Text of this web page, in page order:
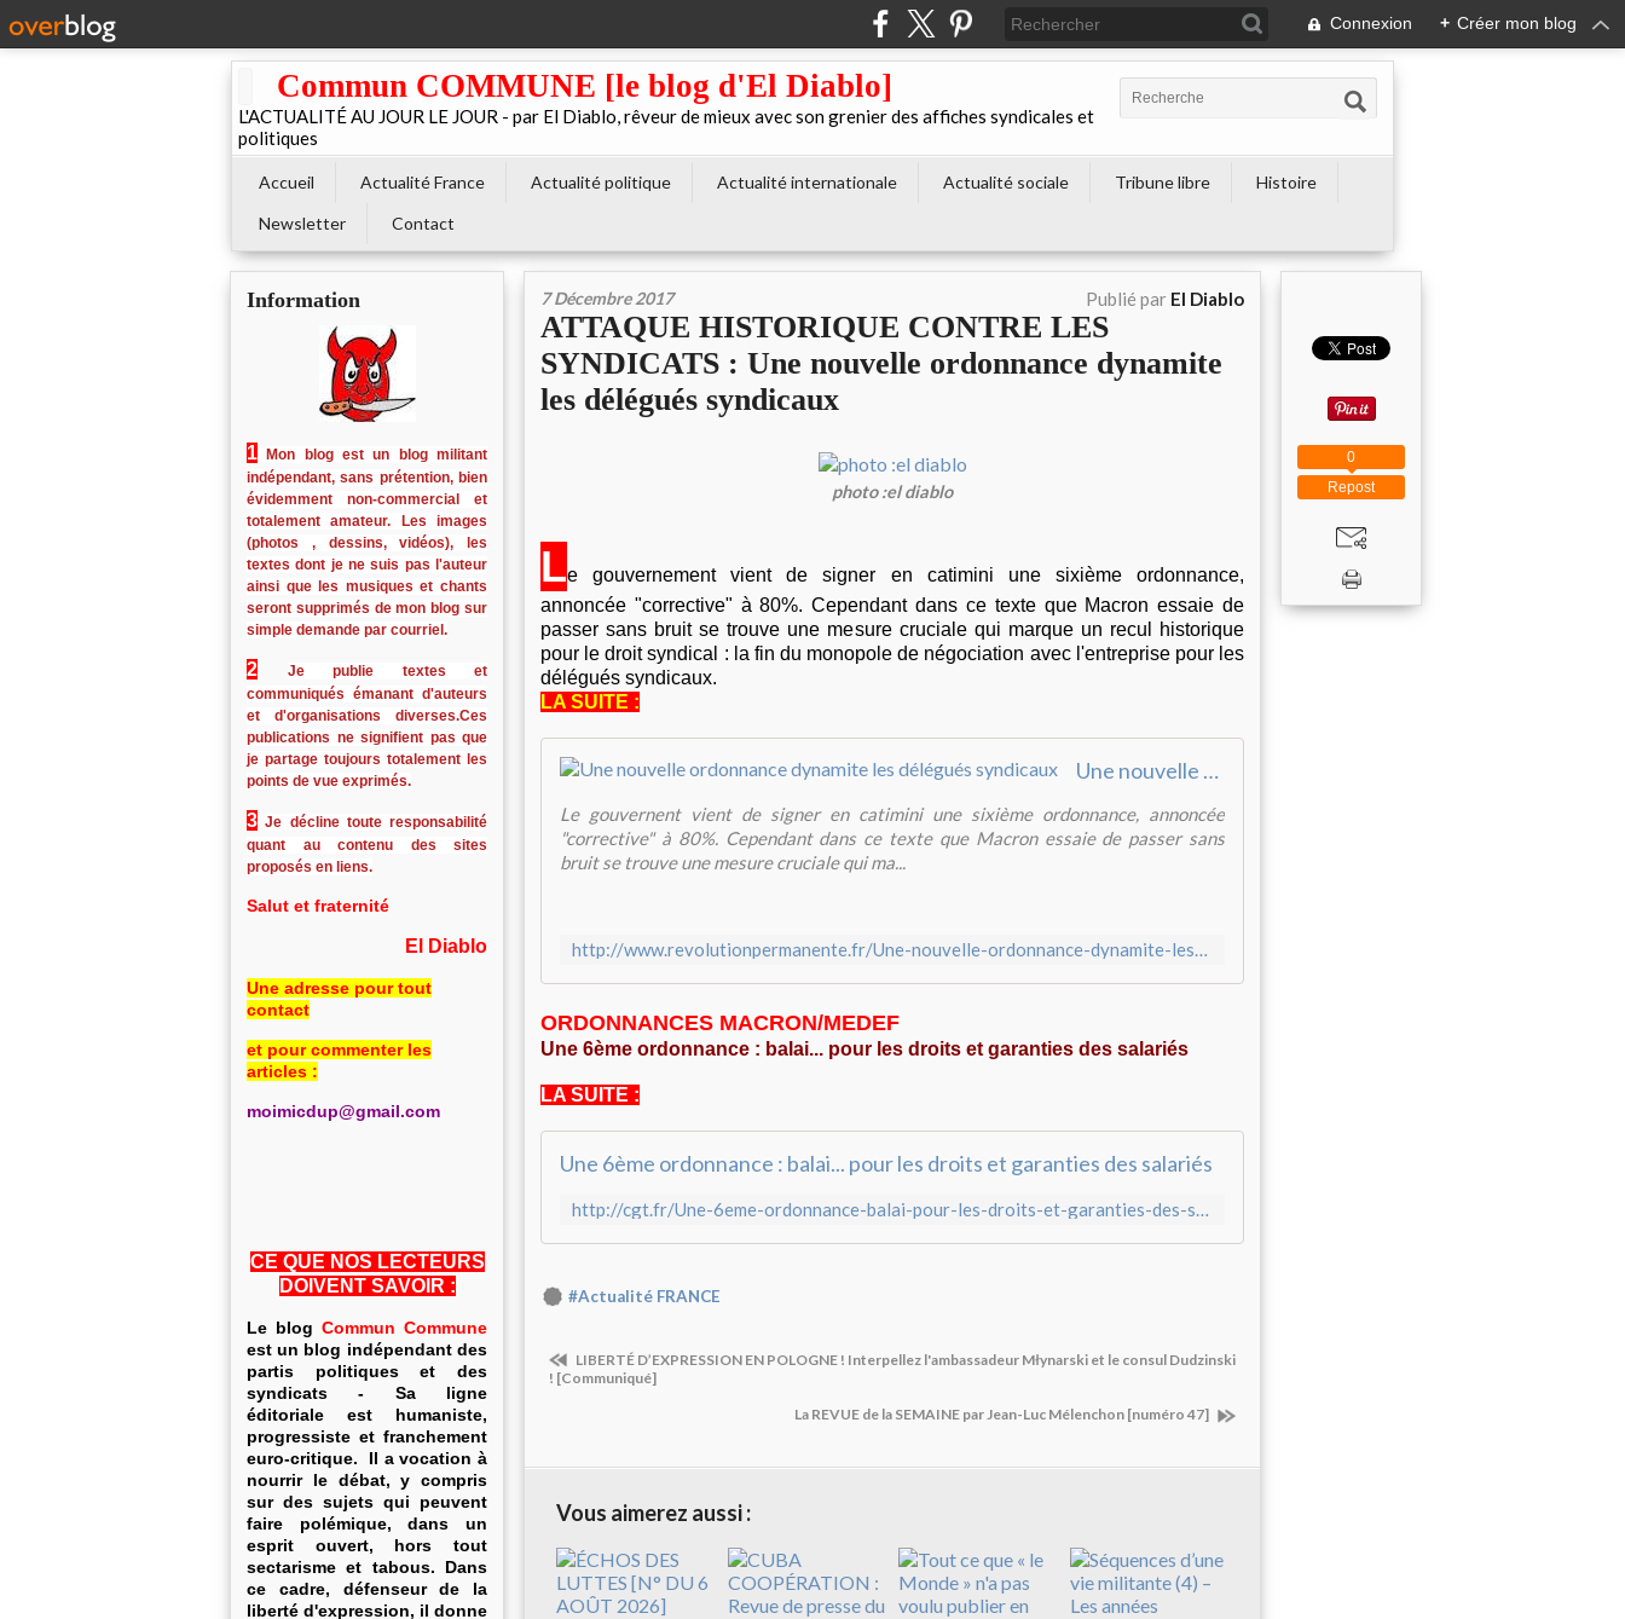
Connexion + Créer mon blog
Commun COMMUNE [le blog d'El Diablo]
L'ACTUALITÉ AU JOUR LE JOUR - par El Diablo, rêveur de mieux avec son grenier des affiches syndicales et
politiques
Accueil Actualité France Actualité politique Actualité internationale Actualité sociale Tribune libre
Histoire
Newsletter
Contact
Information
1
Mon blog est un blog militant
indépendant, sans prétention, bien
évidemment non-commercial et
totalement amateur. Les images
(photos , dessins, vidéos), les
textes dont je ne suis pas l'auteur
ainsi que les musiques et chants
seront supprimés de mon blog sur
simple demande par courriel.
2
Je publie textes et
communiqués émanant d'auteurs
et d'organisations diverses.Ces
publications ne signifient pas que
je partage toujours totalement les
points de vue exprimés.
3 Je décline toute responsabilité
quant au contenu des sites
proposés en liens.
Salut et fraternité
El Diablo
Une adresse pour tout
contact
et pour commenter les
articles :
moimicdup@gmail.com
CE QUE NOS LECTEURS
DOIVENT SAVOIR :
Le blog Commun Commune
est un blog indépendant des
partis politiques et des
syndicats - Sa ligne
éditoriale est humaniste,
progressiste et franchement
euro-critique. Il a vocation à
nourrir le débat, y compris
sur des sujets qui peuvent
faire polémique, dans un
esprit ouvert, hors tout
sectarisme et tabous. Dans
ce cadre, défenseur de la
liberté d'expression, il donne
7 Décembre 2017 Publié par El Diablo
ATTAQUE HISTORIQUE CONTRE LES
SYNDICATS : Une nouvelle ordonnance dynamite
les délégués syndicaux
photo :el diablo
Le gouvernement vient de signer en catimini une sixième ordonnance,
annoncée "corrective" à 80%. Cependant dans ce texte que Macron essaie de
passer sans bruit se trouve une mesure cruciale qui marque un recul historique
pour le droit syndical : la fin du monopole de négociation avec l'entreprise pour les
délégués syndicaux.
LA SUITE :
Une nouvelle ordonnance dynamite les délégués syndicaux
Le gouvernent vient de signer en catimini une sixième ordonnance, annoncée
"corrective" à 80%. Cependant dans ce texte que Macron essaie de passer sans
bruit se trouve une mesure cruciale qui ma...
http://www.revolutionpermanente.fr/Une-nouvelle-ordonnance-dynamite-les-delegues-syndicaux
ORDONNANCES MACRON/MEDEF
Une 6ème ordonnance : balai... pour les droits et garanties des salariés
LA SUITE :
Une 6ème ordonnance : balai... pour les droits et garanties des salariés
http://cgt.fr/Une-6eme-ordonnance-balai-pour-les-droits-et-garanties-des-salaries.html
#Actualité FRANCE
LIBERTÉ D’EXPRESSION EN POLOGNE ! Interpellez l'ambassadeur Młynarski et le consul Dudzinski
! [Communiqué]
La REVUE de la SEMAINE par Jean-Luc Mélenchon [numéro 47]
Vous aimerez aussi :
Repost
0